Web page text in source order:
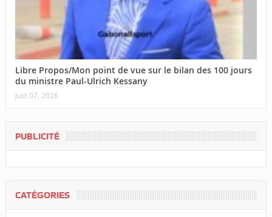
Libre Propos/Mon point de vue sur le bilan des 100 jours
du ministre Paul-Ulrich Kessany
juin 07, 2026
PUBLICITÉ
CATÉGORIES